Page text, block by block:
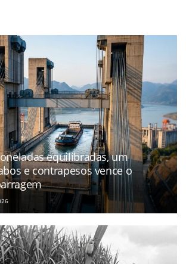
equilibradas, um
e contrapesos vence o